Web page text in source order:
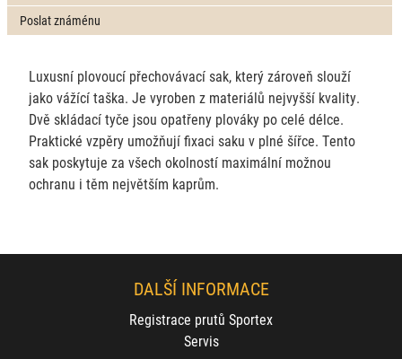
Poslat známénu
Luxusní plovoucí přechovávací sak, který zároveň slouží
jako vážící taška. Je vyroben z materiálů nejvyšší kvality.
Dvě skládací tyče jsou opatřeny plováky po celé délce.
Praktické vzpěry umožňují fixaci saku v plné šířce. Tento
sak poskytuje za všech okolností maximální možnou
ochranu i těm největším kaprům.
DALŠÍ INFORMACE
Registrace prutů Sportex
Servis